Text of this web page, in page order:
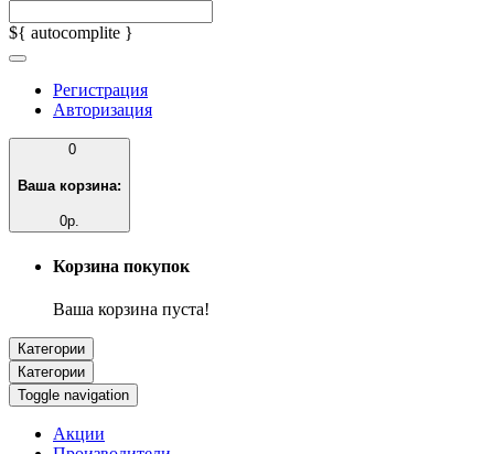
${ autocomplite }
Регистрация
Авторизация
0
Ваша корзина:
0р.
Корзина покупок
Ваша корзина пуста!
Категории
Категории
Toggle navigation
Акции